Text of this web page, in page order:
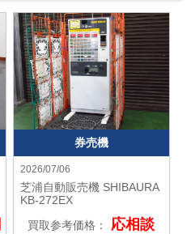
券売機
2026/07/06
芝浦自動販売機 SHIBAURA
KB-272EX
買取参考価格：
応相談